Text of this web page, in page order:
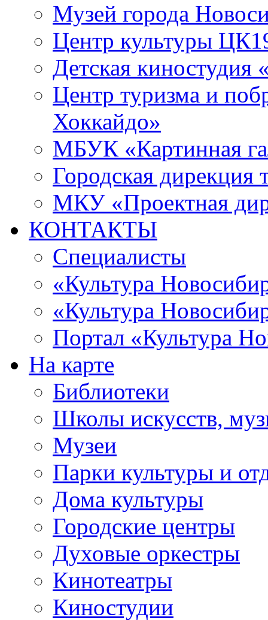
Музей города
Центр культуры
Детская киностудия
Центр туризма и
Хоккайдо»
МБУК «Картинная
Городская дирекция
МКУ «Проектная
КОНТАКТЫ
Специалисты
«Культура
«Культура
Портал «Культура
На карте
Библиотеки
Школы искусств,
Музеи
Парки культуры и
Дома культуры
Городские центры
Духовые оркестры
Кинотеатры
Киностудии